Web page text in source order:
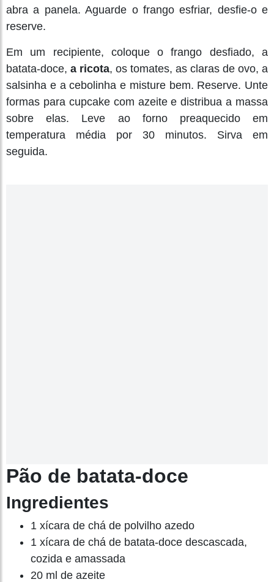
abra a panela. Aguarde o frango esfriar, desfie-o e
reserve.
Em um recipiente, coloque o frango desfiado, a
batata-doce, a ricota, os tomates, as claras de ovo, a
salsinha e a cebolinha e misture bem. Reserve. Unte
formas para cupcake com azeite e distribua a massa
sobre elas. Leve ao forno preaquecido em
temperatura média por 30 minutos. Sirva em
seguida.
Pão de batata-doce
Ingredientes
1 xícara de chá de polvilho azedo
1 xícara de chá de batata-doce descascada,
cozida e amassada
20 ml de azeite